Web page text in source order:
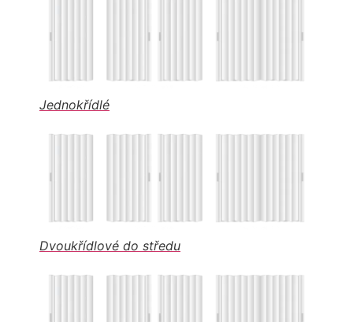
Jednokřídlé
Dvoukřídlové do středu